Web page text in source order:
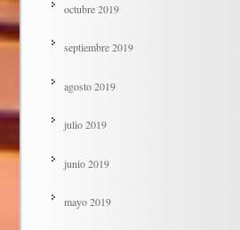
octubre 2019
septiembre 2019
agosto 2019
julio 2019
junio 2019
mayo 2019